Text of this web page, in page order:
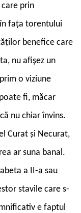
prin
fața torentului
benefice care
nu afișez un
o viziune
fi, măcar
nu chiar învins.
Curat și Necurat,
ar suna banal.
a II-a sau
stavile care s-
e faptul